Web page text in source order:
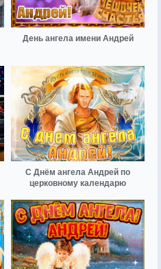
День ангела имени Андрей
С Днём ангела Андрей по
церковному календарю